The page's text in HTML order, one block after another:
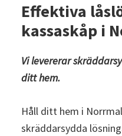
Effektiva
kassaskåp i
Vi levererar
ditt hem.
Håll ditt hem i
skräddarsydda